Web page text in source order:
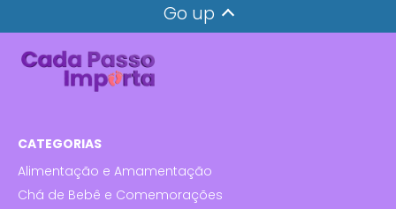
Go up
CATEGORIAS
Alimentação e Amamentação
Chá de Bebê e Comemorações